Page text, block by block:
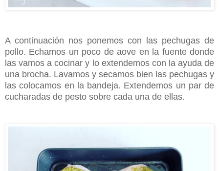
A continuación nos ponemos con las pechugas de
pollo. Echamos un poco de aove en la fuente donde
las vamos a cocinar y lo extendemos con la ayuda de
una brocha. Lavamos y secamos bien las pechugas y
las colocamos en la bandeja. Extendemos un par de
cucharadas de pesto sobre cada una de ellas.